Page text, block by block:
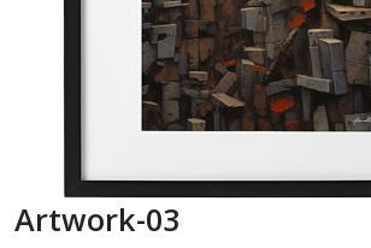
Artwork-03